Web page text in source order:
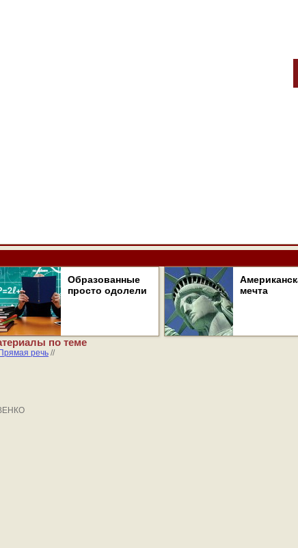
Образованные
просто одолели
мечта
по теме
Прямая речь //